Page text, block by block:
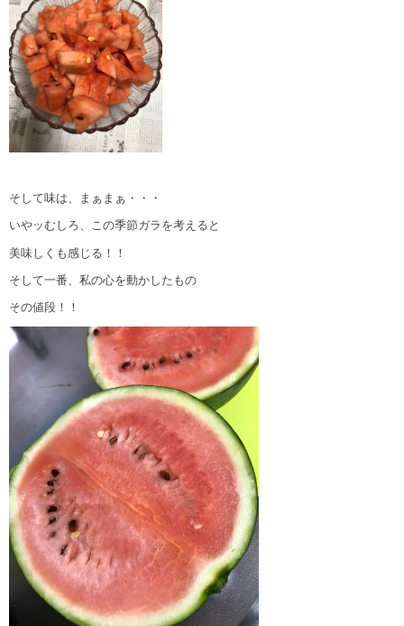
そして味は、まぁまぁ・・・
いやッむしろ、この季節ガラを考えると
美味しくも感じる！！
そして一番、私の心を動かしたもの
その値段！！